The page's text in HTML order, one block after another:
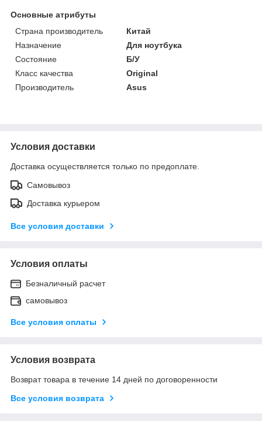
Основные атрибуты
Страна производитель
Китай
Назначение
Для ноутбука
Состояние
Б/У
Класс качества
Original
Производитель
Asus
Условия доставки
Доставка осуществляется только по предоплате.
Самовывоз
Доставка курьером
Все условия доставки
Условия оплаты
Безналичный расчет
самовывоз
Все условия оплаты
Условия возврата
Возврат товара в течение 14 дней по договоренности
Все условия возврата